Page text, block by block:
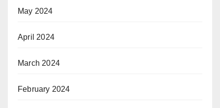
May 2024
April 2024
March 2024
February 2024